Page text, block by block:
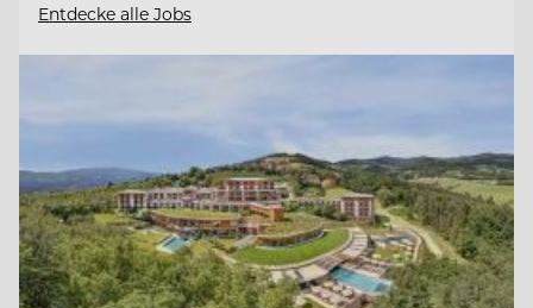
Entdecke alle Jobs